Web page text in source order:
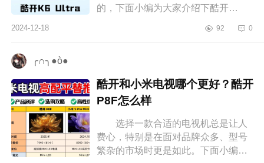
的，下面小编为大家介绍下酷开
量好吗 酷开K6Ultra值得入手
2024-12-18 92 0
╭∩╮●ò●
酷开和小米电视哪个更好？酷开
P8F怎么样
选择一款合适的电视机总是让人
费心，特别是在面对品牌众多、型号
繁杂的市场时更是如此。下面小编为